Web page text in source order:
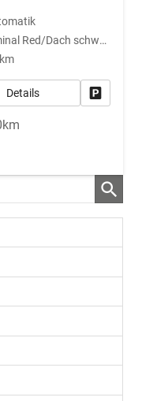
Liminal Red/Dach schwarz Metallic (S60E)
Details